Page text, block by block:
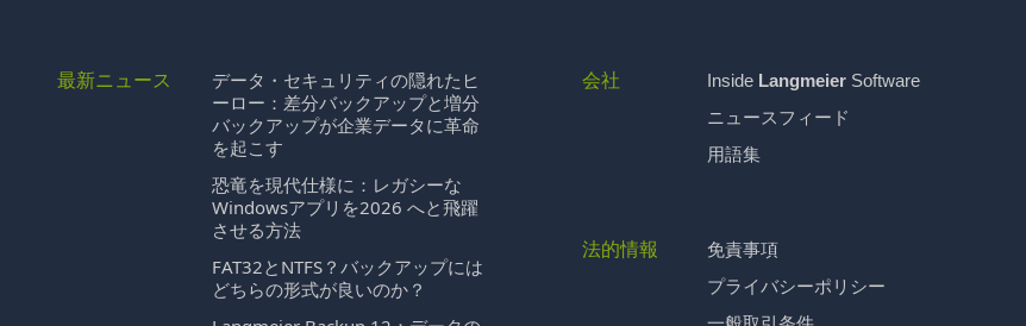
最新ニュース
データ・セキュリティの隠れたヒ
ーロー：差分バックアップと増分
バックアップが企業データに革命
を起こす
恐竜を現代仕様に：レガシーな
Windowsアプリを2026 へと飛躍
させる方法
FAT32とNTFS？バックアップには
どちらの形式が良いのか？
会社 Inside LangmeierSoftware
ニュースフィード
用語集
法的情報
免責事項
プライバシーポリシー